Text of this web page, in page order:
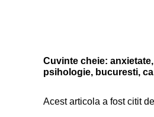
Cuvinte cheie:
psihologie, bucuresti,
Acest articola a fost citit